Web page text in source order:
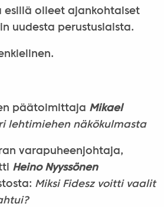
esillä olleet ajankohtaiset
uudesta perustuslaista.
päätoimittaja Mikael
lehtimiehen näkökulmasta
varapuheenjohtaja,
Heino Nyyssönen
Miksi Fidesz voitti vaalit